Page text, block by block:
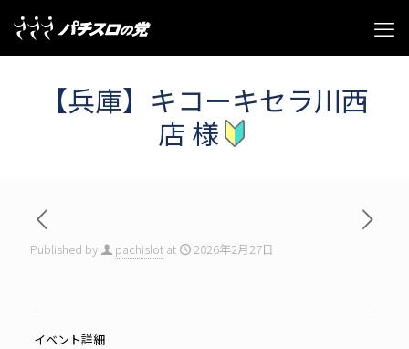
【兵庫】キコーキセラ川西
店 様
Published by pachislot at 2026年2月27日
イベント詳細